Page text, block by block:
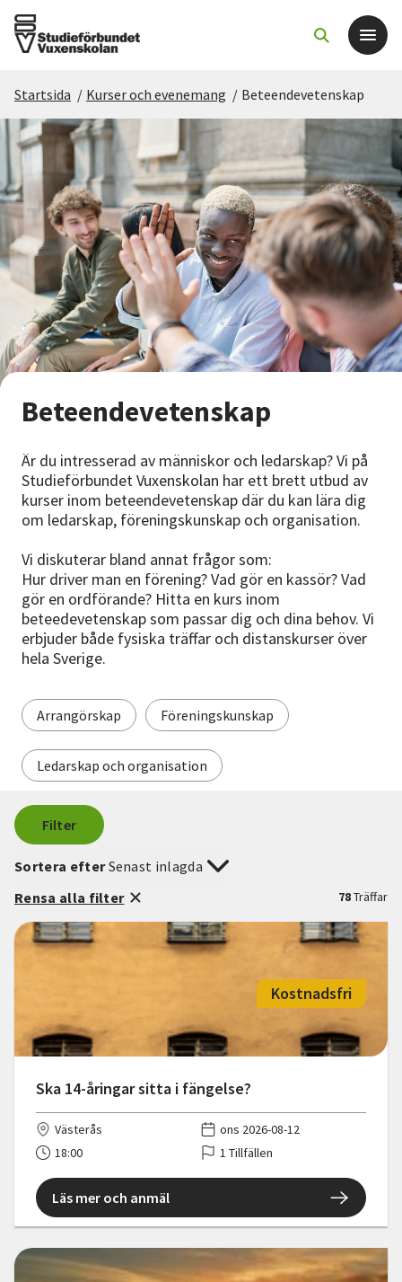
Det här gör vi
För dig som
Sök kurser och evenemang
Om SV
Starta studiecirkel
Cirkelledare
Nyheter
Avdelningar
Startsida / Kurser och evenemang / Beteendevetenskap
Beteendevetenskap
Är du intresserad av människor och ledarskap? Vi på
Studieförbundet Vuxenskolan har ett brett utbud av
kurser inom beteendevetenskap där du kan lära dig
om ledarskap, föreningskunskap och organisation.
Vi diskuterar bland annat frågor som:
Hur driver man en förening? Vad gör en kassör? Vad
gör en ordförande? Hitta en kurs inom
beteedevetenskap som passar dig och dina behov. Vi
erbjuder både fysiska träffar och distanskurser över
hela Sverige.
Arrangörskap Föreningskunskap
Ledarskap och organisation
Filter
78Träffar
Sortera efterSenast inlagda
Rensa alla filter
Ska 14-åringar sitta i fängelse?
Kostnadsfri
Västerås
ons 2026-08-12
18:00
1 Tillfällen
Läs mer och anmäl